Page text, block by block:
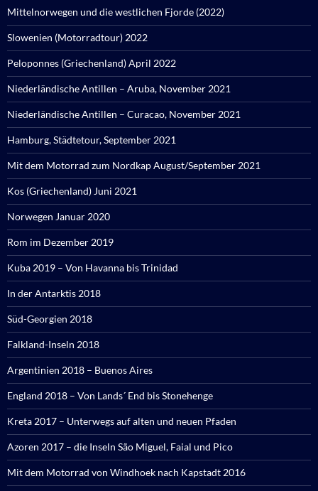
Mittelnorwegen und die westlichen Fjorde (2022)
Slowenien (Motorradtour) 2022
Peloponnes (Griechenland) April 2022
Niederländische Antillen – Aruba, November 2021
Niederländische Antillen – Curacao, November 2021
Hamburg, Städtetour, September 2021
Mit dem Motorrad zum Nordkap August/September 2021
Kos (Griechenland) Juni 2021
Norwegen Januar 2020
Rom im Dezember 2019
Kuba 2019 – Von Havanna bis Trinidad
In der Antarktis 2018
Süd-Georgien 2018
Falkland-Inseln 2018
Argentinien 2018 – Buenos Aires
England 2018 – Von Lands´ End bis Stonehenge
Kreta 2017 – Unterwegs auf alten und neuen Pfaden
Azoren 2017 – die Inseln São Miguel, Faial und Pico
Mit dem Motorrad von Windhoek nach Kapstadt 2016